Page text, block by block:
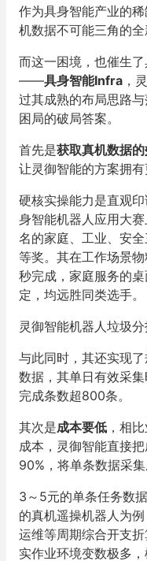
作为具身智能产业的
机数据不可能三角的全
而这一困境，也催生
——具身智能Infra ，
过其成熟的布局思路
困局的破局答案。
首先是获取真机数据
让灵御智能的方案拥有
硬核实操能力是直观
身智能机器人应用大
名的家庭、工业、安
等奖。其在工作场景
秒完成，家庭服务的
定，均远胜同类选手。
灵御智能机器人垃圾
与此同时，其还实现
数据，其单日有效采
完成条数超800条。
其次是成本要低 ，相
成本，灵御智能直接
90%，将单条数据采集
3～5元的单条任务数
的真机遥操机器人为
运维等周期综合开支
实作业环境变数极多